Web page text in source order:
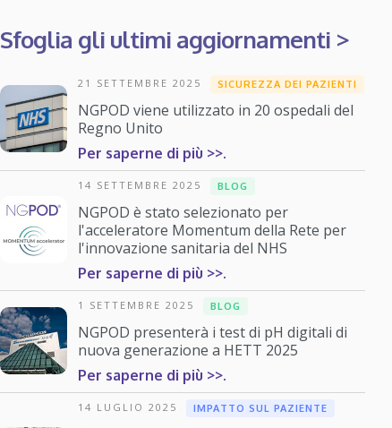
Sfoglia gli ultimi aggiornamenti >
21 SETTEMBRE 2025 SICUREZZA DEI PAZIENTI
NGPOD viene utilizzato in 20 ospedali del
Regno Unito
Per saperne di più >>.
14 SETTEMBRE 2025 BLOG
NGPOD è stato selezionato per
l'acceleratore Momentum della Rete per
l'innovazione sanitaria del NHS
Per saperne di più >>.
1 SETTEMBRE 2025 BLOG
NGPOD presenterà i test di pH digitali di
nuova generazione a HETT 2025
Per saperne di più >>.
14 LUGLIO 2025 IMPATTO SUL PAZIENTE